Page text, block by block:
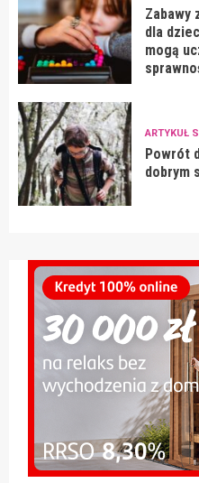
Zabawy
dla
mogą
ARTYKUŁ
Powrót
dobrym